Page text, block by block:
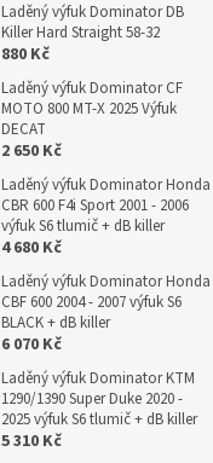
Laděný výfuk Dominator DB
Killer Hard Straight 58-32
880 Kč
Laděný výfuk Dominator CF
MOTO 800 MT-X 2025 Výfuk
DECAT
2 650 Kč
Laděný výfuk Dominator Honda
CBR 600 F4i Sport 2001 - 2006
výfuk S6 tlumič + dB killer
4 680 Kč
Laděný výfuk Dominator Honda
CBF 600 2004 - 2007 výfuk S6
BLACK + dB killer
6 070 Kč
Laděný výfuk Dominator KTM
1290/1390 Super Duke 2020 -
2025 výfuk S6 tlumič + dB killer
5 310 Kč